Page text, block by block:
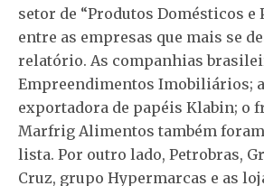
setor de “Produtos Domésticos e
entre as empresas que mais se
relatório. As companhias
Empreendimentos Imobiliários;
exportadora de papéis Klabin; o
Marfrig Alimentos também
lista. Por outro lado, Petrobras,
Cruz, grupo Hypermarcas e as